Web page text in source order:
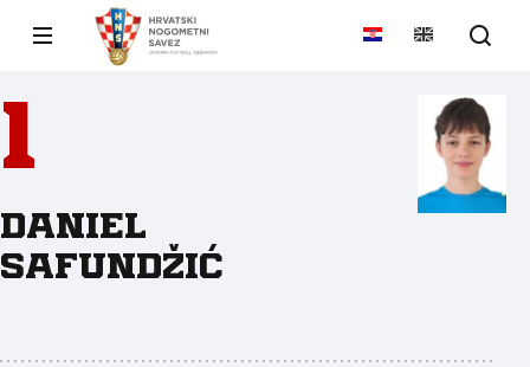
1
Daniel
Safundžić